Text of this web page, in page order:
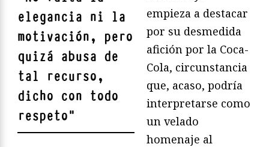
elegancia ni la
motivación, pero
quizá abusa de
tal recurso,
dicho con todo
respeto"
empieza a destacar
por su desmedida
afición por la Coca-
Cola, circunstancia
que, acaso, podría
interpretarse como
un velado
homenaje al